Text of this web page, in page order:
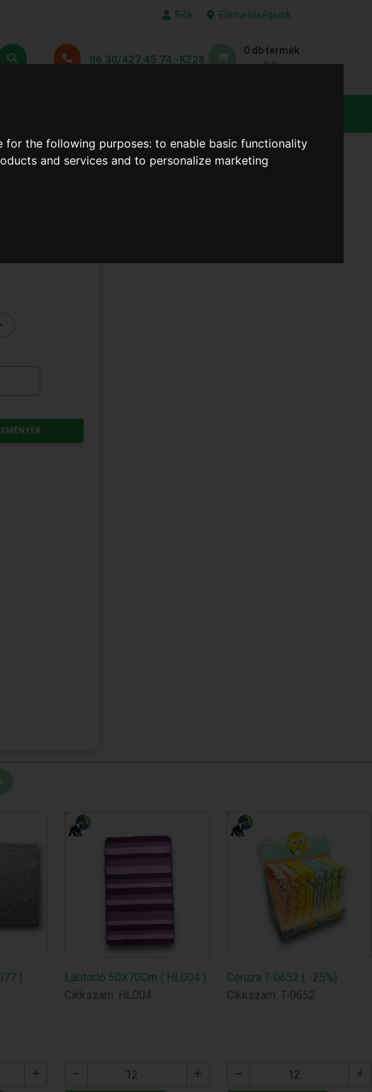
for the following purposes:to enable basic functionality
and services and to personalize marketing
Fiók Elérhetőségeink
06 30/427 45 74 -K228
0 db termék
0 Ft
)
Lábtörlő 50X70Cm ( HL004 )
Cikkszám: HL004
Ceruza T-0652 ( -25%)
Cikkszám: T-0652